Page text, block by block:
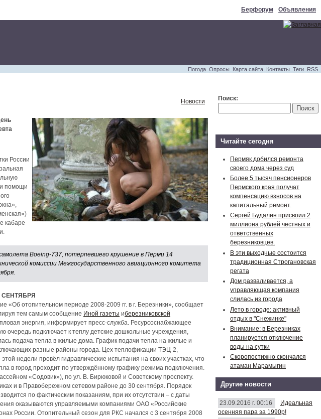
Берфорум Объявления
Погода Опросы Карта сайта Контакты Теги RSS
Новости
России
помощи
кабаре
Boeing-737, потерпевшего крушение в Перми 14
комиссии Межгосударственного авиационного комитета
«Об отопительном периоде 2008-2009 гг. в г. Березники», сообщает
тем самым сообщение Иной газеты иберезниковской
энергия, информирует пресс-служба. Ресурсоснабжающее
подключает к теплу детские дошкольные учреждения,
подача тепла в жилые дома. График подачи тепла на жилые и
разные районы города. Цех теплофикации ТЭЦ-2,
недели провёл гидравлические испытания на своих участках, что
в город проходит по утверждённому графику режима подключения.
«Содовик»), по ул. В. Бирюковой и Советскому проспекту.
и в Правобережном сетевом районе до 30 сентября. Порядок
по фактическим показаниям, при их отсутствии – с даты
оказываются управляемыми компаниями ОАО «Российские
России. Отопительный сезон для РКС начался с 3 сентября 2008
Поиск:
Читайте сегодня
Пермяк добился ремонта
своего дома через суд
Более 5 тысяч пенсионеров
Пермского края получат
компенсацию взносов на
капитальный ремонт.
Сергей Будалин присвоил 2
миллиона рублей честных и
ответственных
березниковцев.
В эти выходные состоится
традиционная Строгановская
регата
Дом разваливается, а
управляющая компания
слилась из города
Лето в городе: активный
отдых в "Снежинке"
Внимание: в Березниках
планируется отключение
воды на сутки
Скоропостижно скончался
атаман Марамыгин
Другие новости
23.09.2016 г. 00:16
Идеальная
осенняя пара за 1990р!